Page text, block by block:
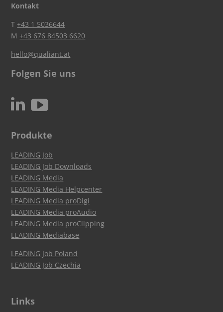
Kontakt
T+43 1 5036644
M+43 676 84503 6620
hello@qualiant.at
Folgen Sie uns
N c
Produkte
LEADING Job
LEADING Job Downloads
LEADING Media
LEADING Media Helpcenter
LEADING Media proDigi
LEADING Media proAudio
LEADING Media proClipping
LEADING Mediabase
LEADING Job Poland
LEADING Job Czechia
Links